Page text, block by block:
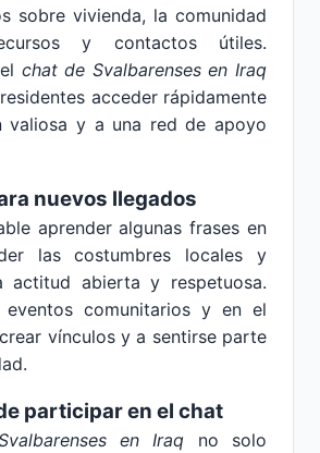
sobre vivienda, la comunidad
y contactos útiles.
chat de Svalbarenses en Iraq
acceder rápidamente
valiosa y a una red de apoyo
nuevos llegados
aprender algunas frases en
las costumbres locales y
actitud abierta y respetuosa.
eventos comunitarios y en el
vínculos y a sentirse parte
participar en el chat
en Iraq no solo